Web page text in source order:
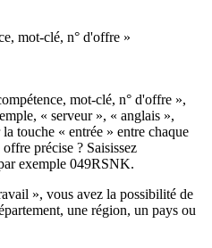
mot-clé, n° d'offre »
mot-clé, n° d'offre »,
« serveur », « anglais »,
touche « entrée » entre chaque
précise ? Saisissez
exemple 049RSNK.
», vous avez la possibilité de
une région, un pays ou